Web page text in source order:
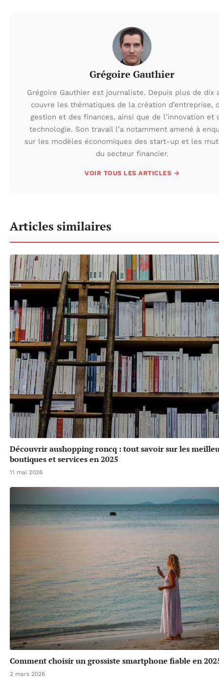
Grégoire Gauthier
Grégoire Gauthier est journaliste. Depuis plus de dix
couvre les thématiques de la création d’entreprise,
gestion et des finances, ainsi que de l’innovation et
technologie. Son travail l’a notamment amené à
sur les modèles économiques des start-up et les
du secteur financier.
VOIR TOUS LES ARTICLES →
Articles similaires
Découvrir aushopping roncq : tout savoir sur les
boutiques et services en 2025
11 mai 2026
Comment choisir un grossiste smartphone fiable en
2 mars 2026